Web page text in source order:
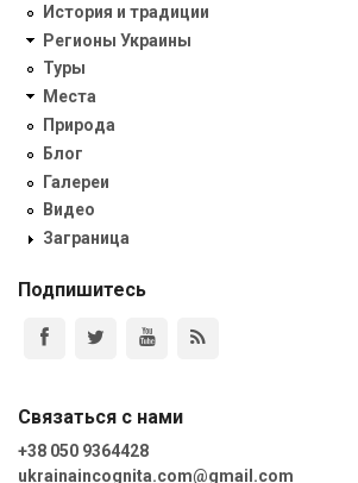
История и традиции
Регионы Украины
Туры
Места
Природа
Блог
Галереи
Видео
Заграница
Подпишитесь
Связаться с нами
+38 050 9364428
ukrainaincognita.com@gmail.com